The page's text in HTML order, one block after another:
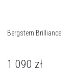
Bergstern Brilliance
1 090 zł